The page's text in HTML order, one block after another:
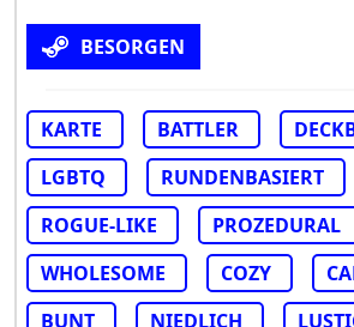
BESORGEN
KARTE BATTLER
LGBTQ
RUNDENBASIERT
ROGUE-LIKE
PROZEDURAL
WHOLESOME
COZY
BUNT
NIEDLICH